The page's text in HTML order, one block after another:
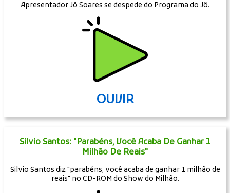
Apresentador Jô Soares se despede do Programa do Jô.
OUVIR
Silvio Santos: "Parabéns, Você Acaba De Ganhar 1
Milhão De Reais"
Silvio Santos diz "parabéns, você acaba de ganhar 1 milhão de
reais" no CD-ROM do Show do Milhão.